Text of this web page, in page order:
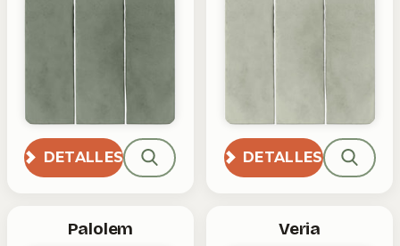
DETALLES DETALLES
Palolem Veria